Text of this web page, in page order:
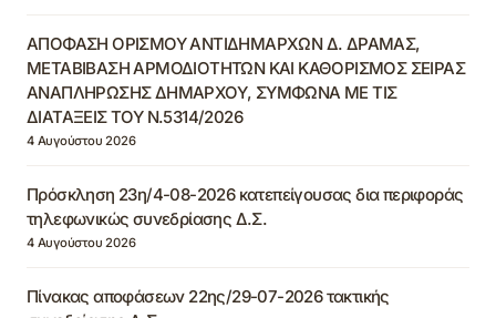
ΑΠΟΦΑΣΗ ΟΡΙΣΜΟΥ ΑΝΤΙΔΗΜΑΡΧΩΝ Δ. ΔΡΑΜΑΣ,
ΜΕΤΑΒΙΒΑΣΗ ΑΡΜΟΔΙΟΤΗΤΩΝ ΚΑΙ ΚΑΘΟΡΙΣΜΟΣ ΣΕΙΡΑΣ
ΑΝΑΠΛΗΡΩΣΗΣ ΔΗΜΑΡΧΟΥ, ΣΥΜΦΩΝΑ ΜΕ ΤΙΣ
ΔΙΑΤΑΞΕΙΣ ΤΟΥ Ν.5314/2026
4 Αυγούστου 2026
Πρόσκληση 23η/4-08-2026 κατεπείγουσας δια περιφοράς
τηλεφωνικώς συνεδρίασης Δ.Σ.
4 Αυγούστου 2026
Πίνακας αποφάσεων 22ης/29-07-2026 τακτικής